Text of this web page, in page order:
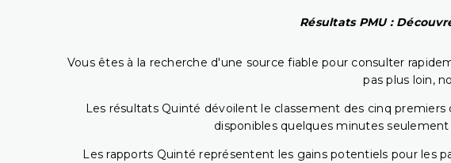
Résultats PMU :
Vous êtes à la recherche d'une source fiable pour consulter
pas plus loin,
Les résultats Quinté dévoilent le classement des cinq
disponibles quelques minutes
Les rapports Quinté représentent les gains potentiels pour les